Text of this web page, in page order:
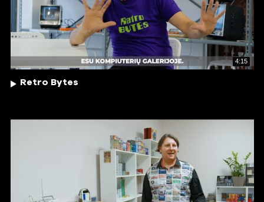
4:15
Retro Bytes